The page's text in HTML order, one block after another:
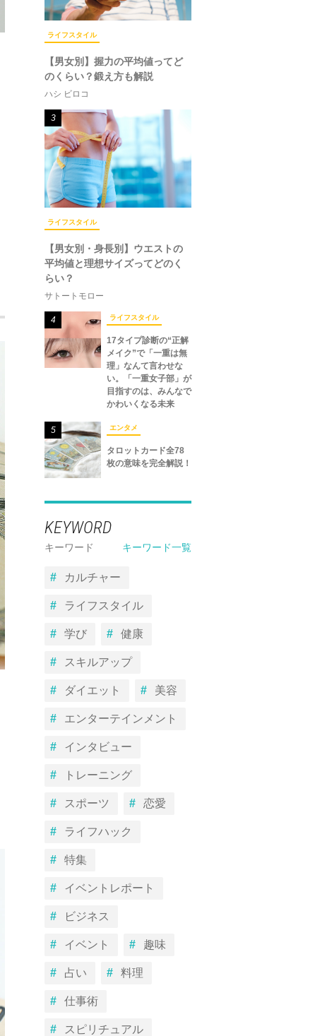
ライフスタイル
【男女別】握力の平均値ってど
のくらい？鍛え方も解説
ハシ ビロコ
3
ライフスタイル
【男女別・身長別】ウエストの
平均値と理想サイズってどのく
らい？
サトートモロー
4 ライフスタイル
17タイプ診断の“正解
メイク”で「一重は無
理」なんて言わせな
い。「一重女子部」が
目指すのは、みんなで
かわいくなる未来
5 エンタメ
タロットカード全78
枚の意味を完全解説！
KEYWORD
キーワード キーワード一覧
カルチャー
ライフスタイル
学び 健康
スキルアップ
ダイエット 美容
エンターテインメント
インタビュー
トレーニング
スポーツ 恋愛
ライフハック
特集
イベントレポート
ビジネス
イベント 趣味
占い 料理
仕事術
スピリチュアル